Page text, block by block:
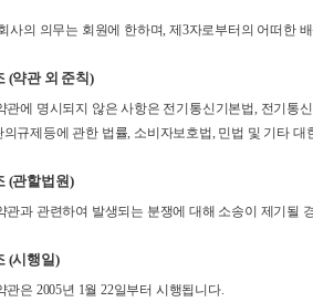
사의 의무는 회원에 한하며, 제3자로부터의 어떠한
(약관 외 준칙)
관에 명시되지 않은 사항은 전기통신기본법, 전기통
의규제등에 관한 법률, 소비자보호법, 민법 및 기타
(관할법원)
관과 관련하여 발생되는 분쟁에 대해 소송이 제기될
(시행일)
관은 2005년 1월 22일부터 시행됩니다.